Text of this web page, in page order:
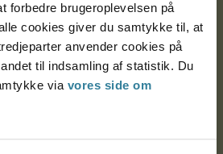
forbedre brugeroplevelsen på
cookies giver du samtykke til, at
anvender cookies på
til indsamling af statistik. Du
via vores side om